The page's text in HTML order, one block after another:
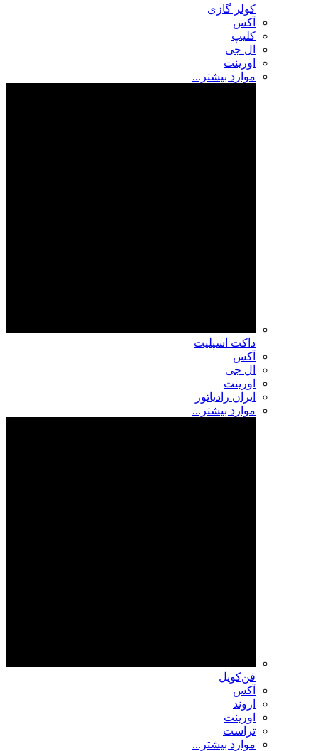
کولر گازی
آکس
کلیپ
ال جی
اورینت
موارد بیشتر...
داکت اسپلیت
آکس
ال جی
اورینت
ایران رادیاتور
موارد بیشتر...
فن‌کویل
آکس
اروند
اورینت
تراست
موارد بیشتر...